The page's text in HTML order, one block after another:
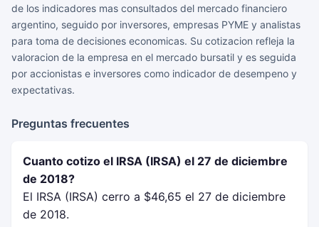
de los indicadores mas consultados del mercado financiero
argentino, seguido por inversores, empresas PYME y analistas
para toma de decisiones economicas. Su cotizacion refleja la
valoracion de la empresa en el mercado bursatil y es seguida
por accionistas e inversores como indicador de desempeno y
expectativas.
Preguntas frecuentes
Cuanto cotizo el IRSA (IRSA) el 27 de diciembre
de 2018?
El IRSA (IRSA) cerro a $46,65 el 27 de diciembre
de 2018.